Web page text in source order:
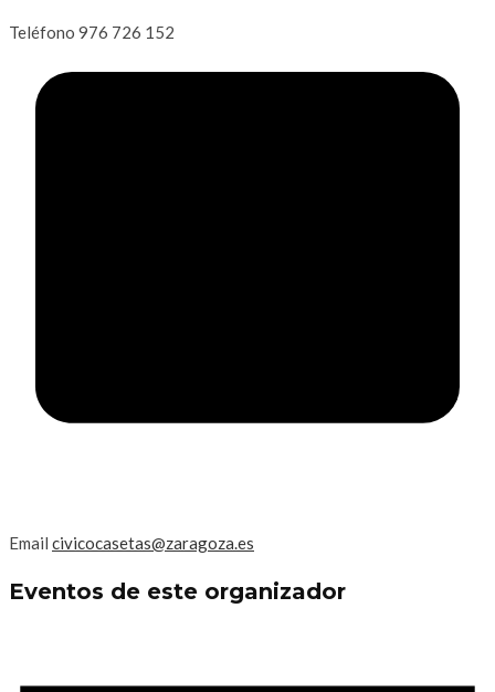
Teléfono 976 726 152
Email civicocasetas@zaragoza.es
Eventos de este organizador